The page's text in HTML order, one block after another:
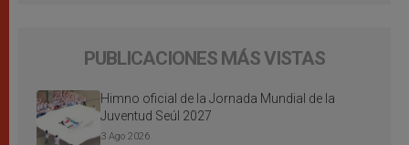
PUBLICACIONES MÁS VISTAS
Himno oficial de la Jornada Mundial de la
Juventud Seúl 2027
3 Ago 2026